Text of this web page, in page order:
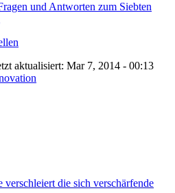
und Antworten zum Siebten
aktualisiert: Mar 7, 2014 - 00:13
verschleiert die sich verschärfende